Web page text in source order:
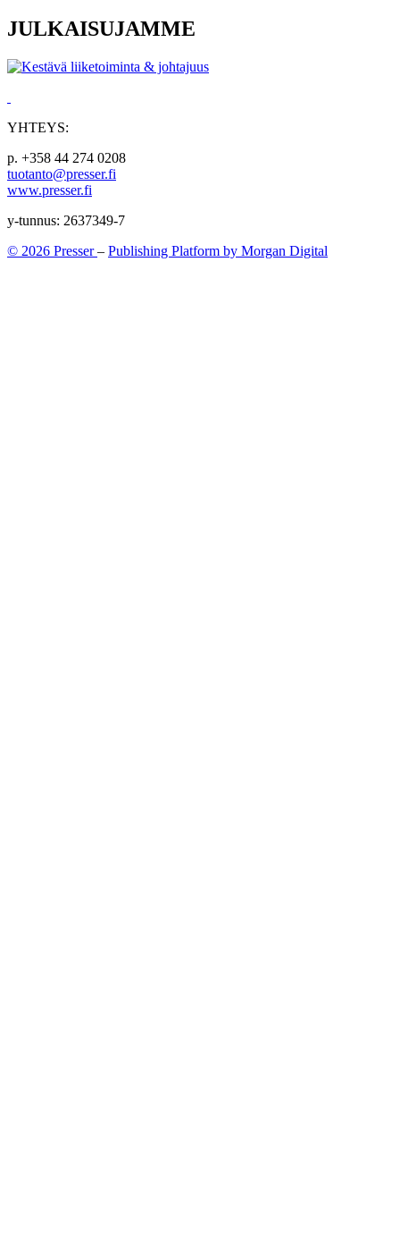
JULKAISUJAMME
YHTEYS:
p. +358 44 274 0208
tuotanto@presser.fi
www.presser.fi
y-tunnus: 2637349-7
© 2026 Presser– Publishing Platform by Morgan Digital